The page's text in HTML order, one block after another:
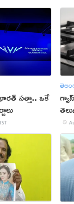
సత్తా.. ఒకే